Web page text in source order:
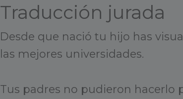
Traducción jurada
Desde que nació tu hijo has
las mejores universidades.
Tus padres no pudieron hacerlo